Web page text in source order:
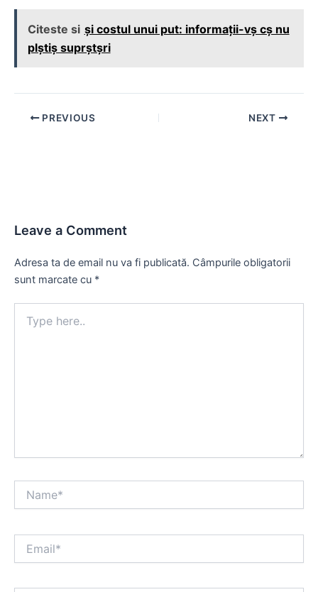
Citeste si și costul unui put: informații-vș cș nu
plștiș suprștșri
Post PREVIOUS NEXT
Leave a Comment
Adresa ta de email nu va fi publicată. Câmpurile obligatorii
sunt marcate cu *
here..